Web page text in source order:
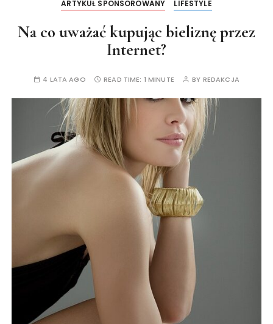
ARTYKUŁ SPONSOROWANY LIFESTYLE
Na co uważać kupując bieliznę przez
Internet?
4 LATA AGO READ TIME: 1 MINUTE BY REDAKCJA